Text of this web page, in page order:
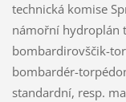
technická komise
námořní hydroplán
bombardirovščik-
bombardér-
standardní, resp.